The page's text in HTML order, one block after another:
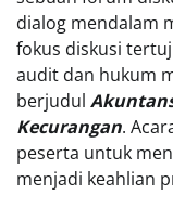
dialog mendalam
fokus diskusi
audit dan hukum
berjudul
Kecurangan.
peserta untuk
menjadi keahlian